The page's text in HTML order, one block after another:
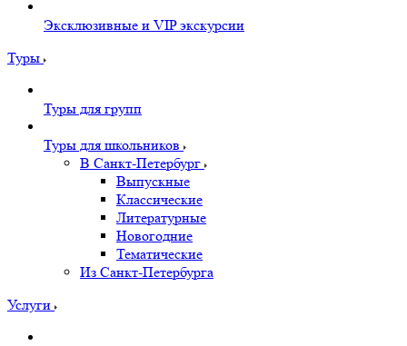
Эксклюзивные и VIP экскурсии
Туры
Туры для групп
Туры для школьников
В Санкт-Петербург
Выпускные
Классические
Литературные
Новогодние
Тематические
Из Санкт-Петербурга
Услуги